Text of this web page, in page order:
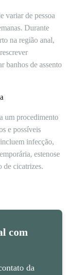
variar de pessoa
Durante
na região anal,
banhos de assento
um procedimento
e possíveis
infecção,
estenose
de cicatrizes.
com
da